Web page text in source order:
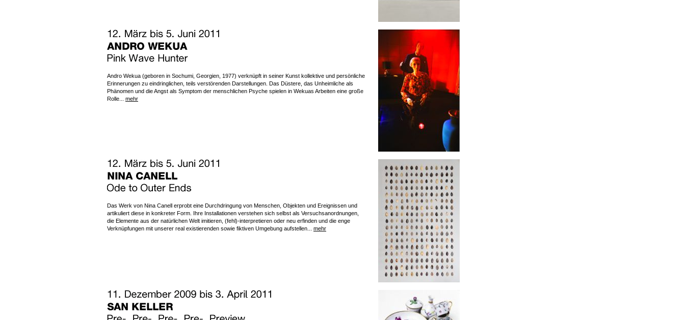
Andro Wekua (geboren in Sochumi, Georgien, 1977) verknüpft in seiner Kunst kollektive und persönliche
Erinnerungen zu eindringlichen, teils verstörenden Darstellungen. Das Düstere, das Unheimliche als
Phänomen und die Angst als Symptom der menschlichen Psyche spielen in Wekuas Arbeiten eine große
Rolle... mehr
Das Werk von Nina Canell erprobt eine Durchdringung von Menschen, Objekten und Ereignissen und
artikuliert diese in konkreter Form. Ihre Installationen verstehen sich selbst als Versuchsanordnungen,
die Elemente aus der natürlichen Welt imitieren, (fehl)-interpretieren oder neu erfinden und die enge
Verknüpfungen mit unserer real existierenden sowie fiktiven Umgebung aufstellen... mehr